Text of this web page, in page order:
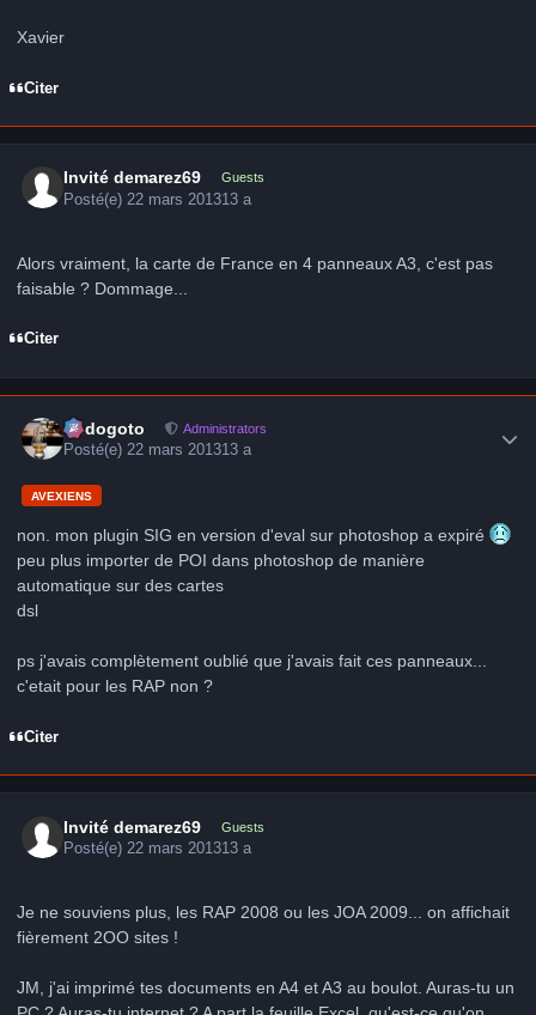
Xavier
Citer
Invité demarez69 Guests
Posté(e) 22 mars 201313 a
Alors vraiment, la carte de France en 4 panneaux A3, c'est pas
faisable ? Dommage...
Citer
frédogoto Administrators
Posté(e)22 mars 201313 a
AVEXIENS
non. mon plugin SIG en version d'eval sur photoshop a expiré
peu plus importer de POI dans photoshop de manière
automatique sur des cartes
dsl
ps j'avais complètement oublié que j'avais fait ces panneaux...
c'etait pour les RAP non ?
Citer
Invité demarez69 Guests
Posté(e)22 mars 201313 a
Je ne souviens plus, les RAP 2008 ou les JOA 2009... on affichait
fièrement 2OO sites !
JM, j'ai imprimé tes documents en A4 et A3 au boulot. Auras-tu un